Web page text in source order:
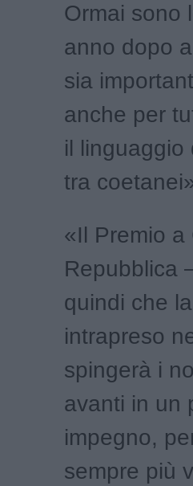
Ormai sono
anno dopo
sia
anche per
il linguaggio
tra
«Il Premio a
Repubblica
quindi che
intrapreso
spingerà i
avanti in un
impegno,
sempre più